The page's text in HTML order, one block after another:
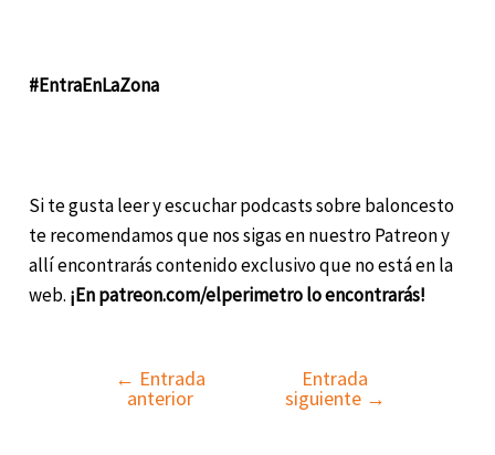
#EntraEnLaZona
Si te gusta leer y escuchar podcasts sobre baloncesto
te recomendamos que nos sigas en nuestro Patreon y
allí encontrarás contenido exclusivo que no está en la
web. ¡En patreon.com/elperimetro lo encontrarás!
Navegación
← Entrada
anterior
Entrada
siguiente →